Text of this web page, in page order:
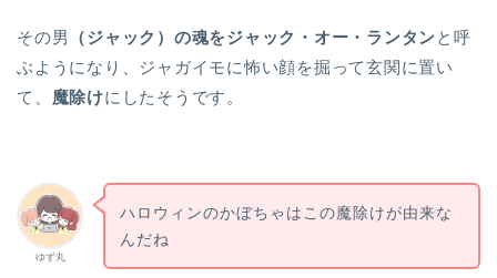
その男 （ジャック）の魂をジャック・オー・ランタンと呼
ぶようになり、ジャガイモに怖い顔を掘って玄関に置い
て、 魔除けにしたそうです。
ゆず丸
ハロウィンのかぼちゃはこの魔除けが由来な
んだね